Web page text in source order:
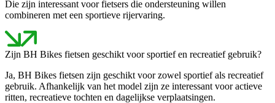
Die zijn interessant voor fietsers die ondersteuning willen
combineren met een sportieve rijervaring.
Zijn BH Bikes fietsen geschikt voor sportief en recreatief gebruik?
Ja, BH Bikes fietsen zijn geschikt voor zowel sportief als recreatief
gebruik. Afhankelijk van het model zijn ze interessant voor actieve
ritten, recreatieve tochten en dagelijkse verplaatsingen.